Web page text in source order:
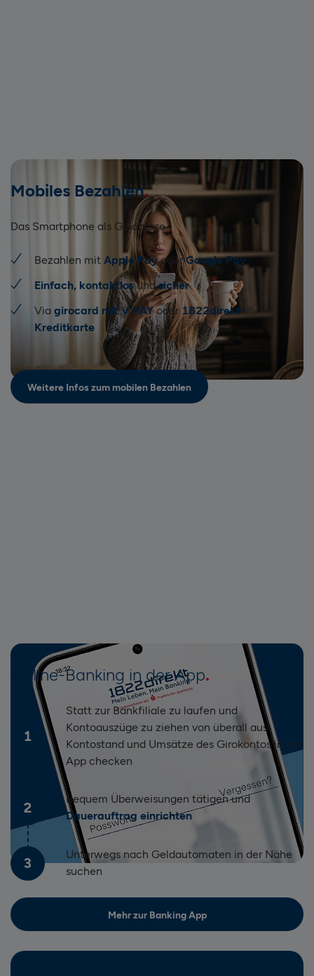
Mobiles Bezahlen
Das Smartphone als Geldbörse
Bezahlen mit Apple PayoderGoogle Pay
Einfach, kontaktlosundsicher
Via girocard mit V PAYoder1822direkt-
Kreditkarte
Weitere Infos zum mobilen Bezahlen
Online-Banking in der App
1
Statt zur Bankfiliale zu laufen und
Kontoauszüge zu ziehen von überall aus
Kontostand und Umsätze des Girokontos in der
App checken
2
Bequem Überweisungen tätigen und
Dauerauftrag einrichten
3
Unterwegs nach Geldautomaten in der Nähe
suchen
Mehr zur Banking App